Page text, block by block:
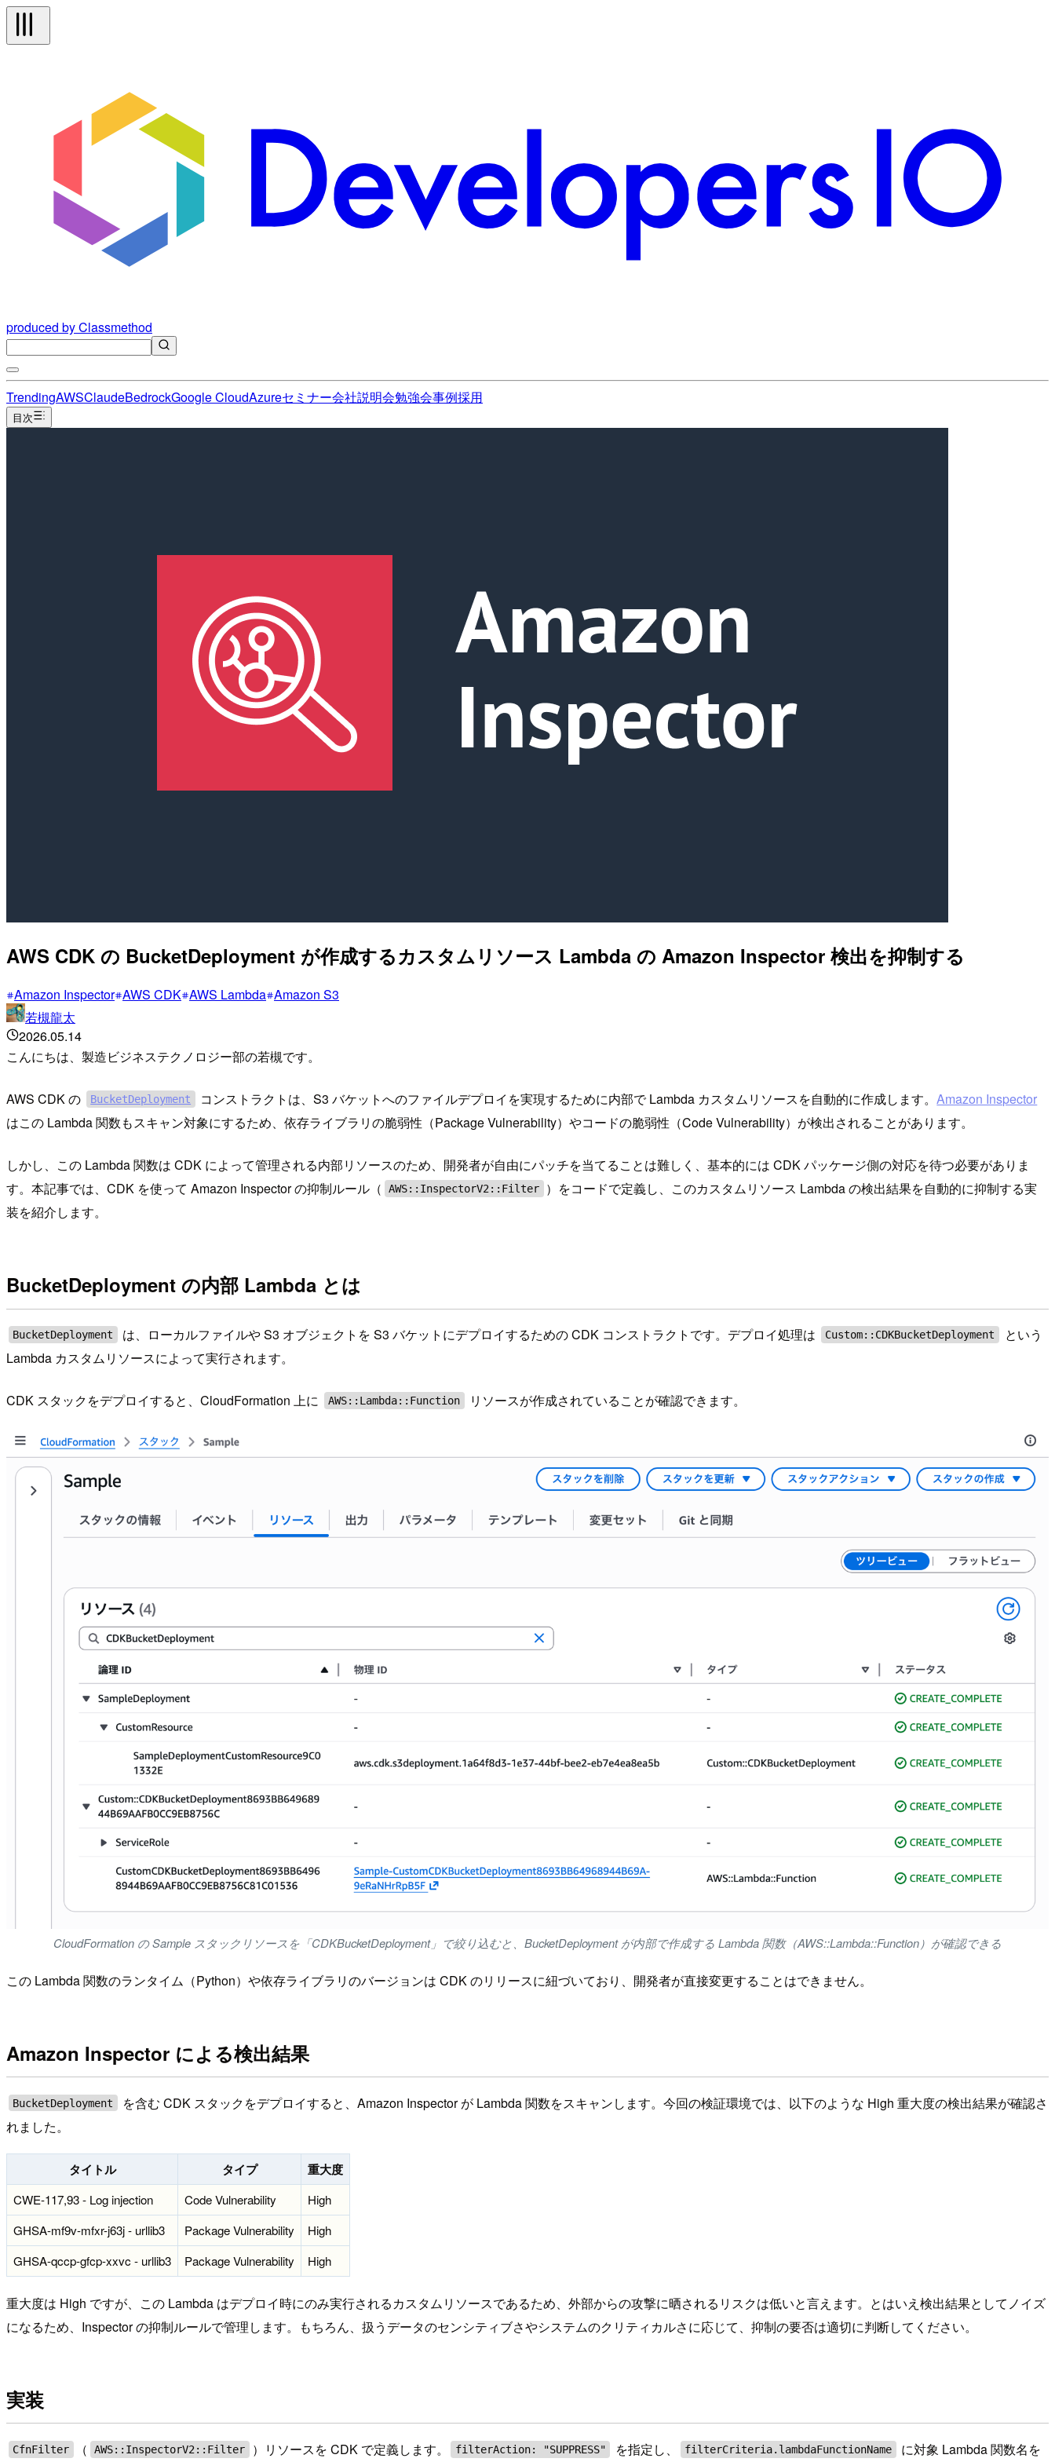
produced by Classmethod
TrendingAWSClaudeBedrockGoogle CloudAzureセミナー会社説明会勉強会事例採用
目次
AWS CDK の BucketDeployment が作成するカスタムリソース Lambda の Amazon Inspector 検出を抑制する
Amazon Inspector AWS CDK AWS Lambda Amazon S3
若槻龍太
2026.05.14
こんにちは、製造ビジネステクノロジー部の若槻です。
AWS CDK の BucketDeployment コンストラクトは、S3 バケットへのファイルデプロイを実現するために内部で Lambda カスタムリソースを自動的に作成します。Amazon Inspector
はこの Lambda 関数もスキャン対象にするため、依存ライブラリの脆弱性（Package Vulnerability）やコードの脆弱性（Code Vulnerability）が検出されることがあります。
しかし、この Lambda 関数は CDK によって管理される内部リソースのため、開発者が自由にパッチを当てることは難しく、基本的には CDK パッケージ側の対応を待つ必要がありま
す。本記事では、CDK を使って Amazon Inspector の抑制ルール（
AWS::InspectorV2::Filter
）をコードで定義し、このカスタムリソース Lambda の検出結果を自動的に抑制する実
装を紹介します。
BucketDeployment の内部 Lambda とは
BucketDeployment は、ローカルファイルや S3 オブジェクトを S3 バケットにデプロイするための CDK コンストラクトです。デプロイ処理は Custom::CDKBucketDeployment
という
Lambda カスタムリソースによって実行されます。
CDK スタックをデプロイすると、CloudFormation 上に AWS::Lambda::Function リソースが作成されていることが確認できます。
CloudFormation の Sample スタックリソースを「CDKBucketDeployment」で絞り込むと、BucketDeployment が内部で作成する Lambda 関数（AWS::Lambda::Function）が確認できる
この Lambda 関数のランタイム（Python）や依存ライブラリのバージョンは CDK のリリースに紐づいており、開発者が直接変更することはできません。
Amazon Inspector による検出結果
BucketDeployment
を含む CDK スタックをデプロイすると、Amazon Inspector が Lambda 関数をスキャンします。今回の検証環境では、以下のような High 重大度の検出結果が確認さ
れました。
タイトル タイプ 重大度
CWE-117,93 - Log injection Code Vulnerability
High
GHSA-mf9v-mfxr-j63j - urllib3
Package Vulnerability
High
GHSA-qccp-gfcp-xxvc - urllib3
Package Vulnerability High
重大度は High ですが、この Lambda はデプロイ時にのみ実行されるカスタムリソースであるため、外部からの攻撃に晒されるリスクは低いと言えます。とはいえ検出結果としてノイズ
になるため、Inspector の抑制ルールで管理します。もちろん、扱うデータのセンシティブさやシステムのクリティカルさに応じて、抑制の要否は適切に判断してください。
実装
CfnFilter （ AWS::InspectorV2::Filter ）リソースを CDK で定義します。 filterAction: "SUPPRESS" を指定し、 filterCriteria.lambdaFunctionName に対象 Lambda 関数名を